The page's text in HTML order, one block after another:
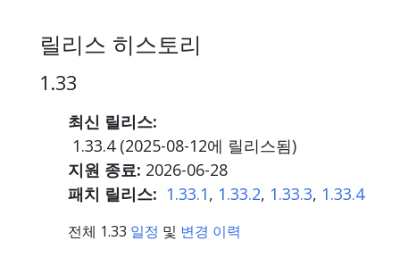
릴리스 히스토리
1.33
최신 릴리스:
1.33.4 (2025-08-12에 릴리스됨)
지원 종료: 2026-06-28
패치 릴리스: 1.33.1, 1.33.2, 1.33.3, 1.33.4
전체 1.33 일정 및 변경 이력